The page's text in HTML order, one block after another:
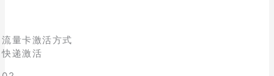
流量卡激活方式
快递激活